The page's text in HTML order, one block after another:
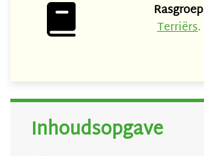
Rasgroep
Terriërs.
Inhoudsopgave